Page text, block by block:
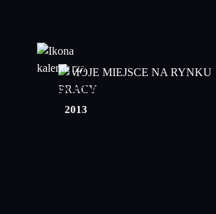
17
kwiecień
2013